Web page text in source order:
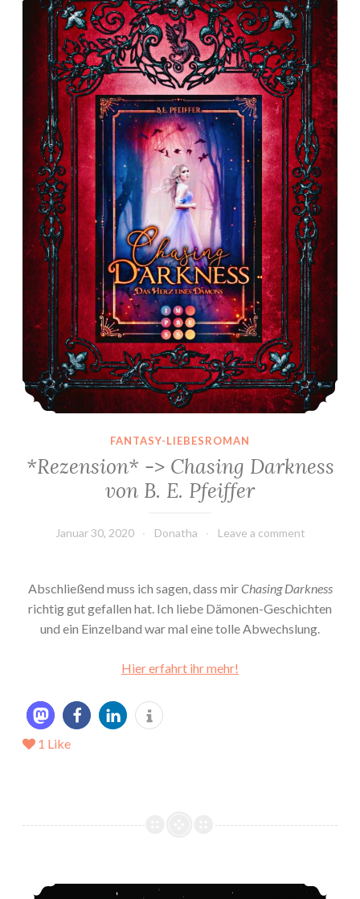
FANTASY-LIEBESROMAN
*Rezension* -> Chasing Darkness
von B. E. Pfeiffer
Januar 30, 2020 Donatha Leave a comment
Abschließend muss ich sagen, dass mirChasing Darkness
richtig gut gefallen hat. Ich liebe Dämonen-Geschichten
und ein Einzelband war mal eine tolle Abwechslung.
Hier erfahrt ihr mehr!
1 Like
*Rezension* ->Perfect Opposites – Lynne und Lex von Daniela Kappel